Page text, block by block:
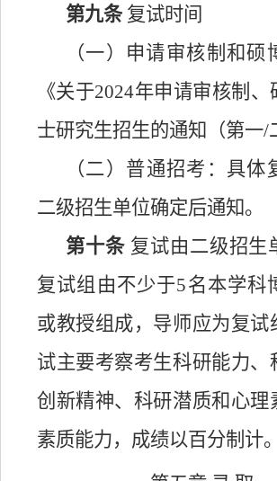
第九条 复试时间
（一）申请审核制和硕
《关于2024年申请审核制、
士研究生招生的通知（第一/
（二）普通招考：具体
二级招生单位确定后通知。
第十条 复试由二级招生
复试组由不少于5名本学科
或教授组成，导师应为复试
试主要考察考生科研能力、
创新精神、科研潜质和心理
素质能力，成绩以百分制计。